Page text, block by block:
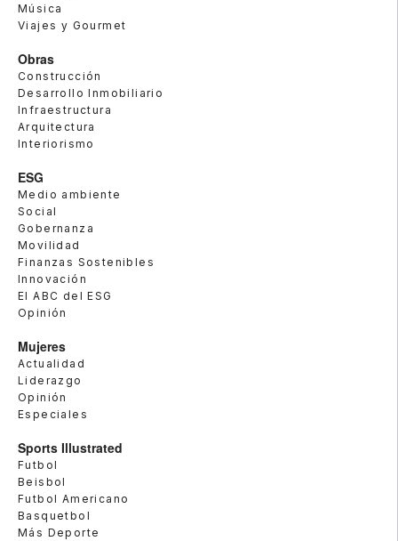
Música
Viajes y Gourmet
Obras
Construcción
Desarrollo Inmobiliario
Infraestructura
Arquitectura
Interiorismo
ESG
Medio ambiente
Social
Gobernanza
Movilidad
Finanzas Sostenibles
Innovación
El ABC del ESG
Opinión
Mujeres
Actualidad
Liderazgo
Opinión
Especiales
Sports Illustrated
Futbol
Beisbol
Futbol Americano
Basquetbol
Más Deporte